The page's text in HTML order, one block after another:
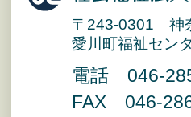
〒243-0301 神
愛川町福祉セン
電話 046-
FAX 046-